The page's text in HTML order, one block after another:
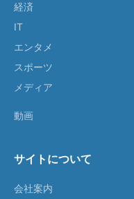
経済
IT
エンタメ
スポーツ
メディア
動画
サイトについて
会社案内